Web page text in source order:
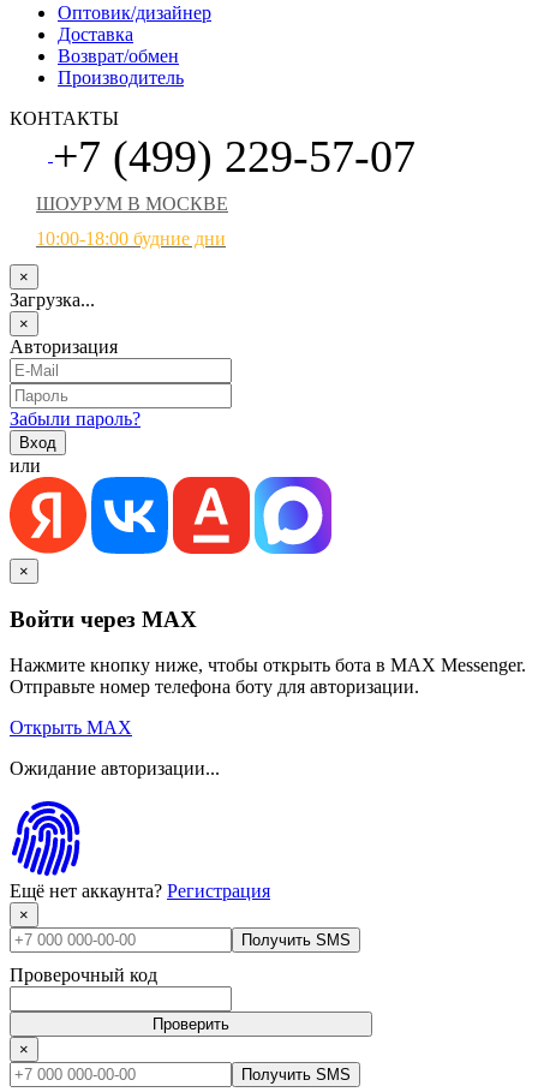
Оптовик/дизайнер
Доставка
Возврат/обмен
Производитель
КОНТАКТЫ
+7 (499) 229-57-07
ШОУРУМ В МОСКВЕ
10:00-18:00 будние дни
×
Загрузка...
×
Авторизация
Забыли пароль?
или
×
Войти через MAX
Нажмите кнопку ниже, чтобы открыть бота в MAX Messenger.
Отправьте номер телефона боту для авторизации.
Открыть MAX
Ожидание авторизации...
Ещё нет аккаунта? Регистрация
×
Получить SMS
Проверочный код
Проверить
×
Получить SMS